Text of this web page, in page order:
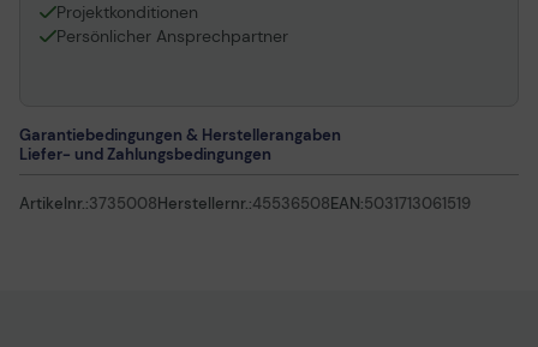
Projektkonditionen
Persönlicher Ansprechpartner
Garantiebedingungen & Herstellerangaben
Liefer- und Zahlungsbedingungen
Artikelnr.:3735008Herstellernr.:45536508EAN:5031713061519